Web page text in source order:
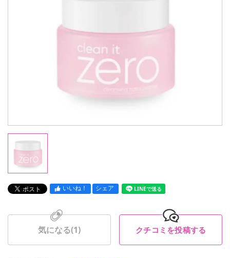
いいね！ シェア LINEで送る
気になる(1) クチコミを投稿する